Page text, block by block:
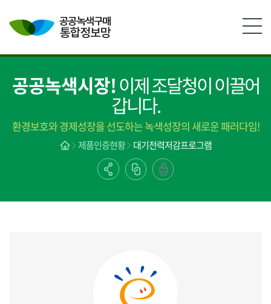
공공녹색시장!이제 조달청이 이끌어
갑니다.
환경보호와 경제성장을 선도하는 녹색성장의 새로운 패러다임!
제품인증현황 대기전력저감프로그램